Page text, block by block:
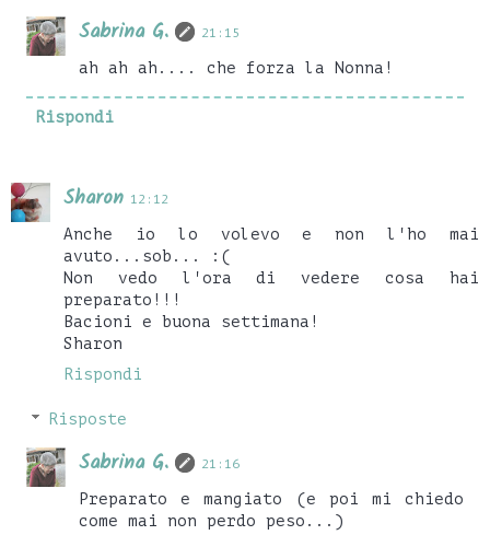
Sabrina G. 21:15
ah ah ah.... che forza la Nonna!
Rispondi
Sharon 12:12
Anche io lo volevo e non l'ho mai
avuto...sob... :(
Non vedo l'ora di vedere cosa hai
preparato!!!
Bacioni e buona settimana!
Sharon
Rispondi
Risposte
Sabrina G. 21:16
Preparato e mangiato (e poi mi chiedo
come mai non perdo peso...)